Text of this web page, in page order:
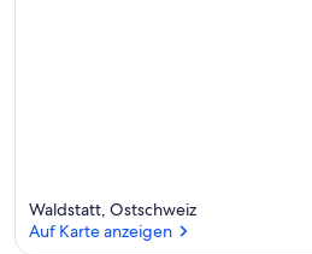
Waldstatt, Ostschweiz
Auf Karte anzeigen